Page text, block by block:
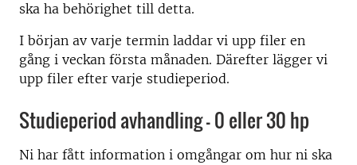
ska ha behörighet till detta.
I början av varje termin laddar vi upp filer en
gång i veckan första månaden. Därefter lägger vi
upp filer efter varje studieperiod.
Studieperiod avhandling – 0 eller 30 hp
Ni har fått information i omgångar om hur ni ska